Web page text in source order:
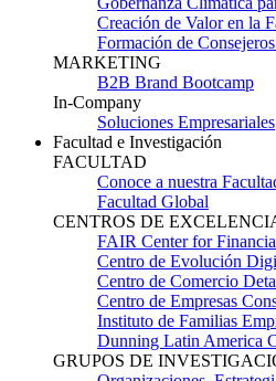
Creación de Valor en la
Formación de
MARKETING
B2B Brand Bootcamp
In-Company
Soluciones Empresariales
Facultad e Investigación
FACULTAD
Conoce a nuestra
Facultad Global
CENTROS DE
FAIR Center for
Centro de Evolución
Centro de Comercio
Centro de Empresas
Instituto de Familias
Dunning Latin America
GRUPOS DE